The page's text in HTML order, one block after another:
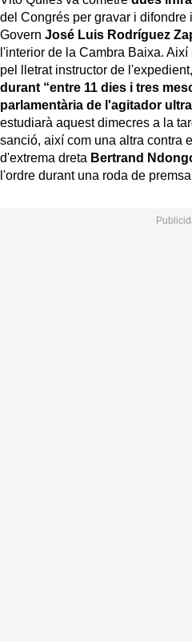
del Congrés per gravar i difondre
Govern José Luis Rodríguez
l'interior de la Cambra Baixa.
pel lletrat instructor de
durant “entre 11 dies i tres
parlamentària de l'agitador ultra
estudiarà aquest dimecres a la
sanció, així com una altra contra
d'extrema dreta Bertrand
l'ordre durant una roda de